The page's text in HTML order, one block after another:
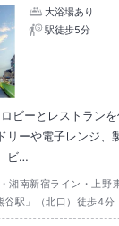
大浴場あり
駅徒歩5分
ビーとレストラン
リーや電子レンジ、
ビ…
湘南新宿ライン・上野
谷駅」（北口）徒歩4分